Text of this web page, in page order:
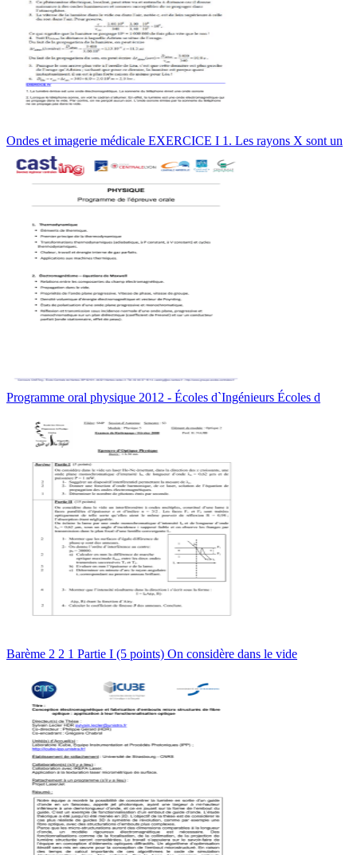
Ondes et imagerie médicale EXERCICE I 1. Les rayons X sont un
Programme oral physique 2012 - Écoles d`Ingénieurs Écoles d
Barème 2 2 1 Partie I (5 points) On considère dans le vide